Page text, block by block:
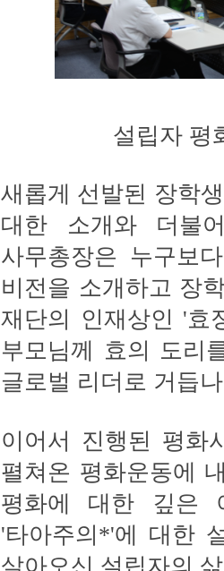
설립자 평
새롭게 선발된 장학
대한 소개와 더불
사무총장은 누구보
비전을 소개하고 장
재단의 인재상인 '효
부모님께 효의 도리
글로벌 리더로 거듭
이어서 진행된 평화
펼쳐온 평화운동에
평화에 대한 깊은
'타아주의*'에 대한
살아오신 설립자의